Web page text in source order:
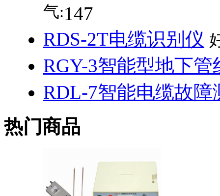
气:147
RDS-2T电缆识别仪
RGY-3智能型地下管
RDL-7智能电缆故障
热门商品